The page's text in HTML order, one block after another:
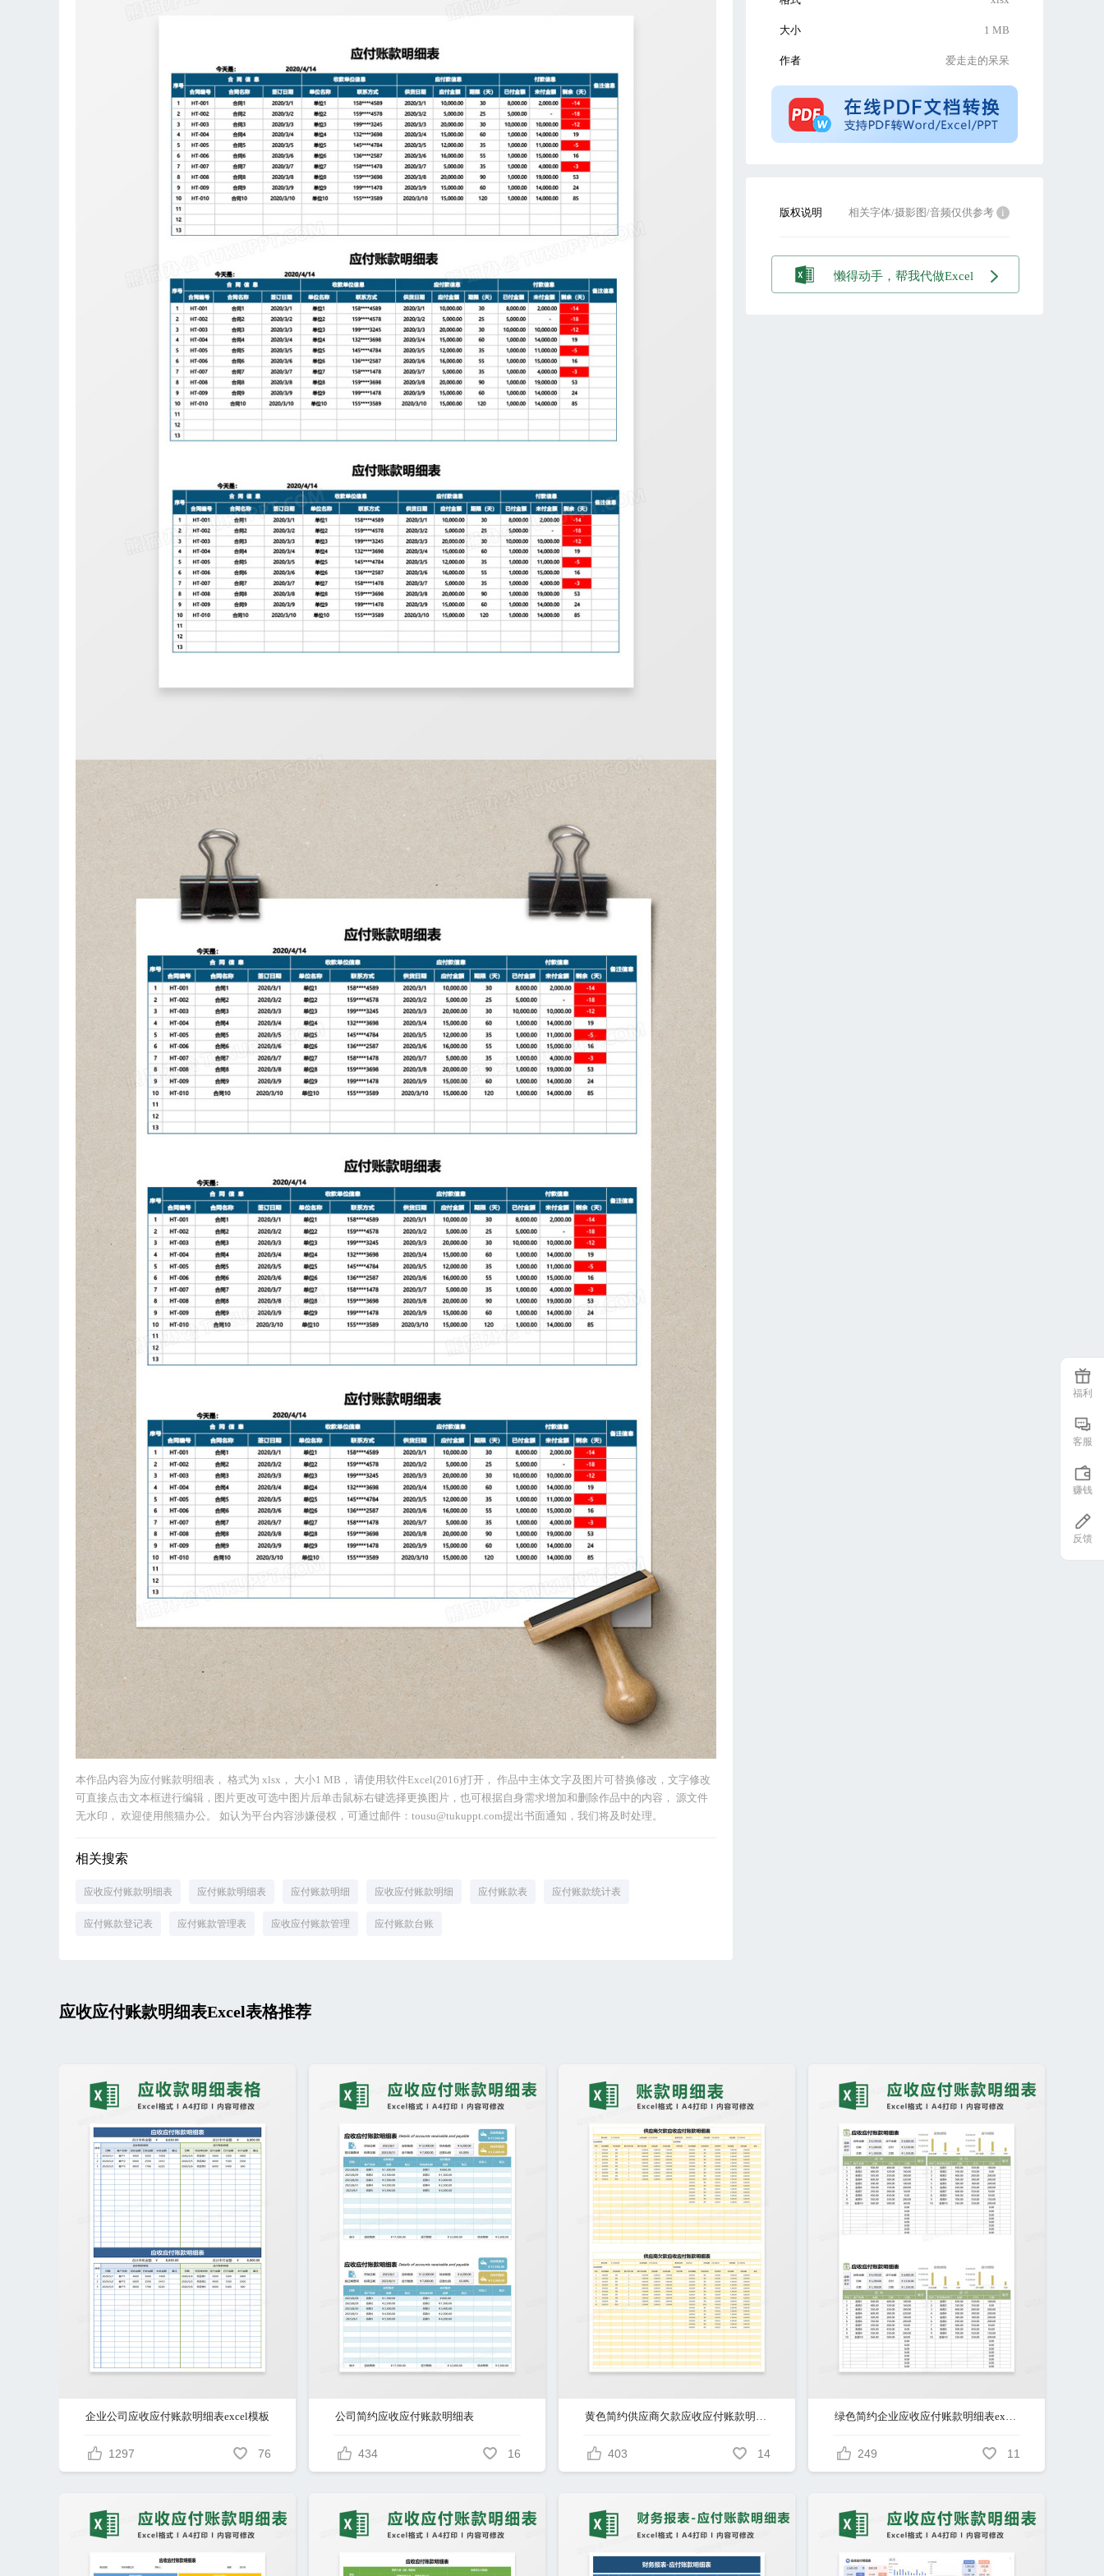
本作品内容为应付账款明细表， 格式为 xlsx， 大小1 MB， 请使用软件Excel(2016)打开， 作品中主体文字及图片可替换修改，文字修改
可直接点击文本框进行编辑，图片更改可选中图片后单击鼠标右键选择更换图片，也可根据自身需求增加和删除作品中的内容， 源文件
无水印， 欢迎使用熊猫办公。 如认为平台内容涉嫌侵权，可通过邮件：tousu@tukuppt.com提出书面通知，我们将及时处理。
相关搜索
应收应付账款明细表 应付账款明细表 应付账款明细 应收应付账款明细 应付账款表 应付账款统计表
应付账款登记表 应付账款管理表 应收应付账款管理 应付账款台账
大小 1 MB
作者 爱走走的呆呆
版权说明 相关字体/摄影图/音频仅供参考 i
懒得动手，帮我代做Excel
应收应付账款明细表Excel表格推荐
企业公司应收应付账款明细表excel模板
1297 76
公司简约应收应付账款明细表
434 16
黄色简约供应商欠款应收应付账款明细表excel模版
403 14
绿色简约企业应收应付账款明细表excel模板
249 11
福利
客服
赚钱
反馈